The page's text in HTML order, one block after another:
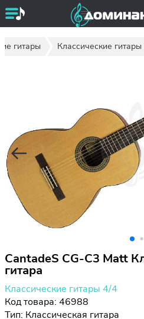
гитары Классические
CantadeS CG-C3 Matt
гитара
Классические гитары 4/4
Код товара: 46988
Тип: Классическая гитара